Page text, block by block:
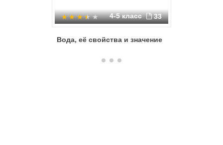
4-5 класс 33
Вода, её свойства и значение